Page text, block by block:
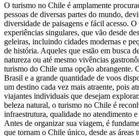
O turismo no Chile é amplamente
pessoas de diversas partes do mundo,
diversidade de paisagens e fácil acesso.
experiências singulares, que vão desde
geleiras, incluindo cidades modernas e
de história. Aqueles que estão em busca
natureza ou até mesmo vivências
turismo do Chile uma opção abrangente.
Brasil e a grande quantidade de voos
um destino cada vez mais atraente, pois
viajantes individuais que desejam
beleza natural, o turismo no Chile é
infraestrutura, qualidade no atendimento
Antes de organizar sua viagem, é
que tornam o Chile único, desde as áreas